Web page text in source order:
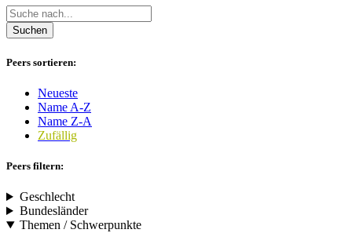
Suchen
Peers sortieren:
Neueste
Name A-Z
Name Z-A
Zufällig
Peers filtern:
Geschlecht
Bundesländer
Themen / Schwerpunkte